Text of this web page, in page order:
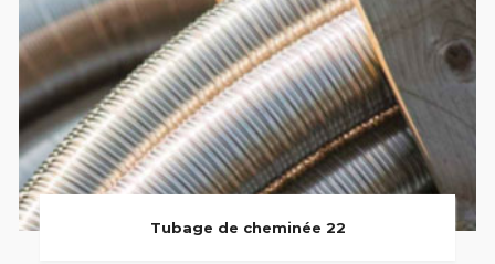
Tubage de cheminée 22